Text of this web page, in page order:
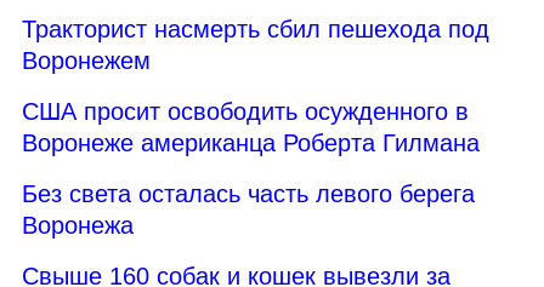
Тракторист насмерть сбил пешехода под
Воронежем
США просит освободить осужденного в
Воронеже американца Роберта Гилмана
Без света осталась часть левого берега
Воронежа
Свыше 160 собак и кошек вывезли за